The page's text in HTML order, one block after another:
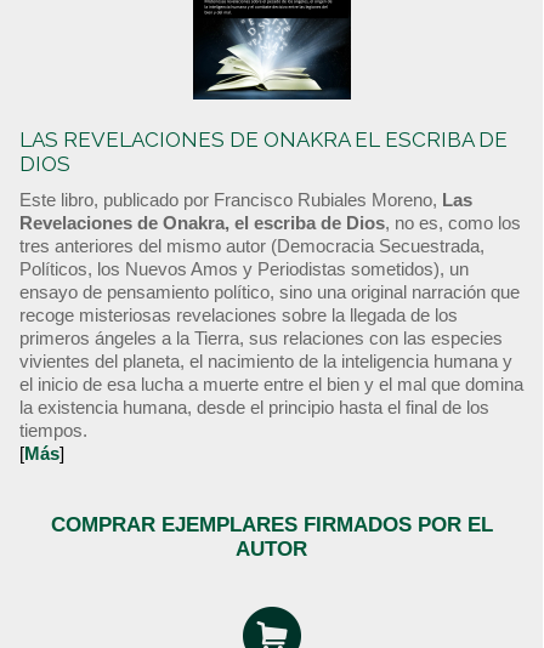
LAS REVELACIONES DE ONAKRA EL ESCRIBA DE
DIOS
Este libro, publicado por Francisco Rubiales Moreno, Las
Revelaciones de Onakra, el escriba de Dios, no es, como los
tres anteriores del mismo autor (Democracia Secuestrada,
Políticos, los Nuevos Amos y Periodistas sometidos), un
ensayo de pensamiento político, sino una original narración que
recoge misteriosas revelaciones sobre la llegada de los
primeros ángeles a la Tierra, sus relaciones con las especies
vivientes del planeta, el nacimiento de la inteligencia humana y
el inicio de esa lucha a muerte entre el bien y el mal que domina
la existencia humana, desde el principio hasta el final de los
tiempos.
[Más]
COMPRAR EJEMPLARES FIRMADOS POR EL
AUTOR